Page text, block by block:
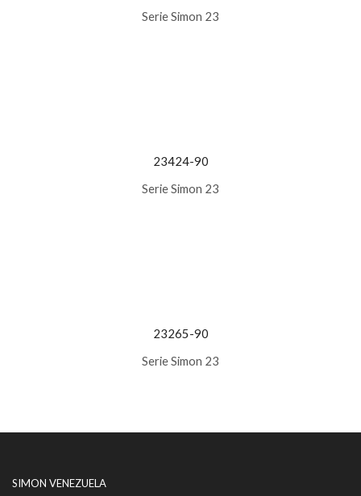
Serie Simon 23
23424-90
Serie Simon 23
23265-90
Serie Simon 23
SIMON VENEZUELA